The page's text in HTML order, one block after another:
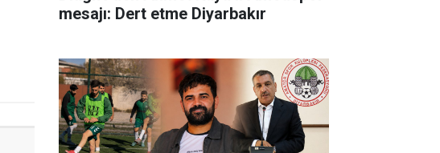
mesajı: Dert etme Diyarbakır